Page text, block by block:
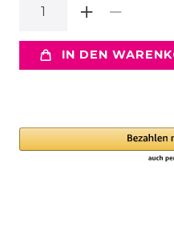
IN DEN